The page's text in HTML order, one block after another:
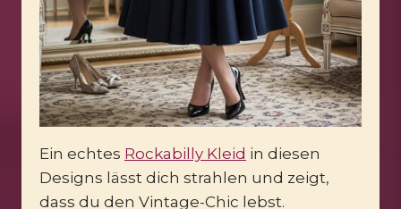
Ein echtes Rockabilly Kleid in diesen
Designs lässt dich strahlen und zeigt,
dass du den Vintage-Chic lebst.